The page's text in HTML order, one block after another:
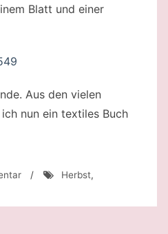
Blatt und einer
Aus den vielen
ich nun ein textiles Buch
zu / Herbst,